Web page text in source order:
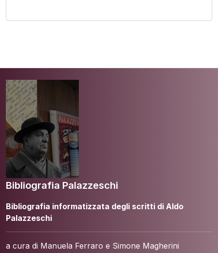
Bibliografia Palazzeschi
Bibliografia informatizzata degli scritti di Aldo
Palazzeschi
a cura di Manuela Ferraro e Simone Magherini